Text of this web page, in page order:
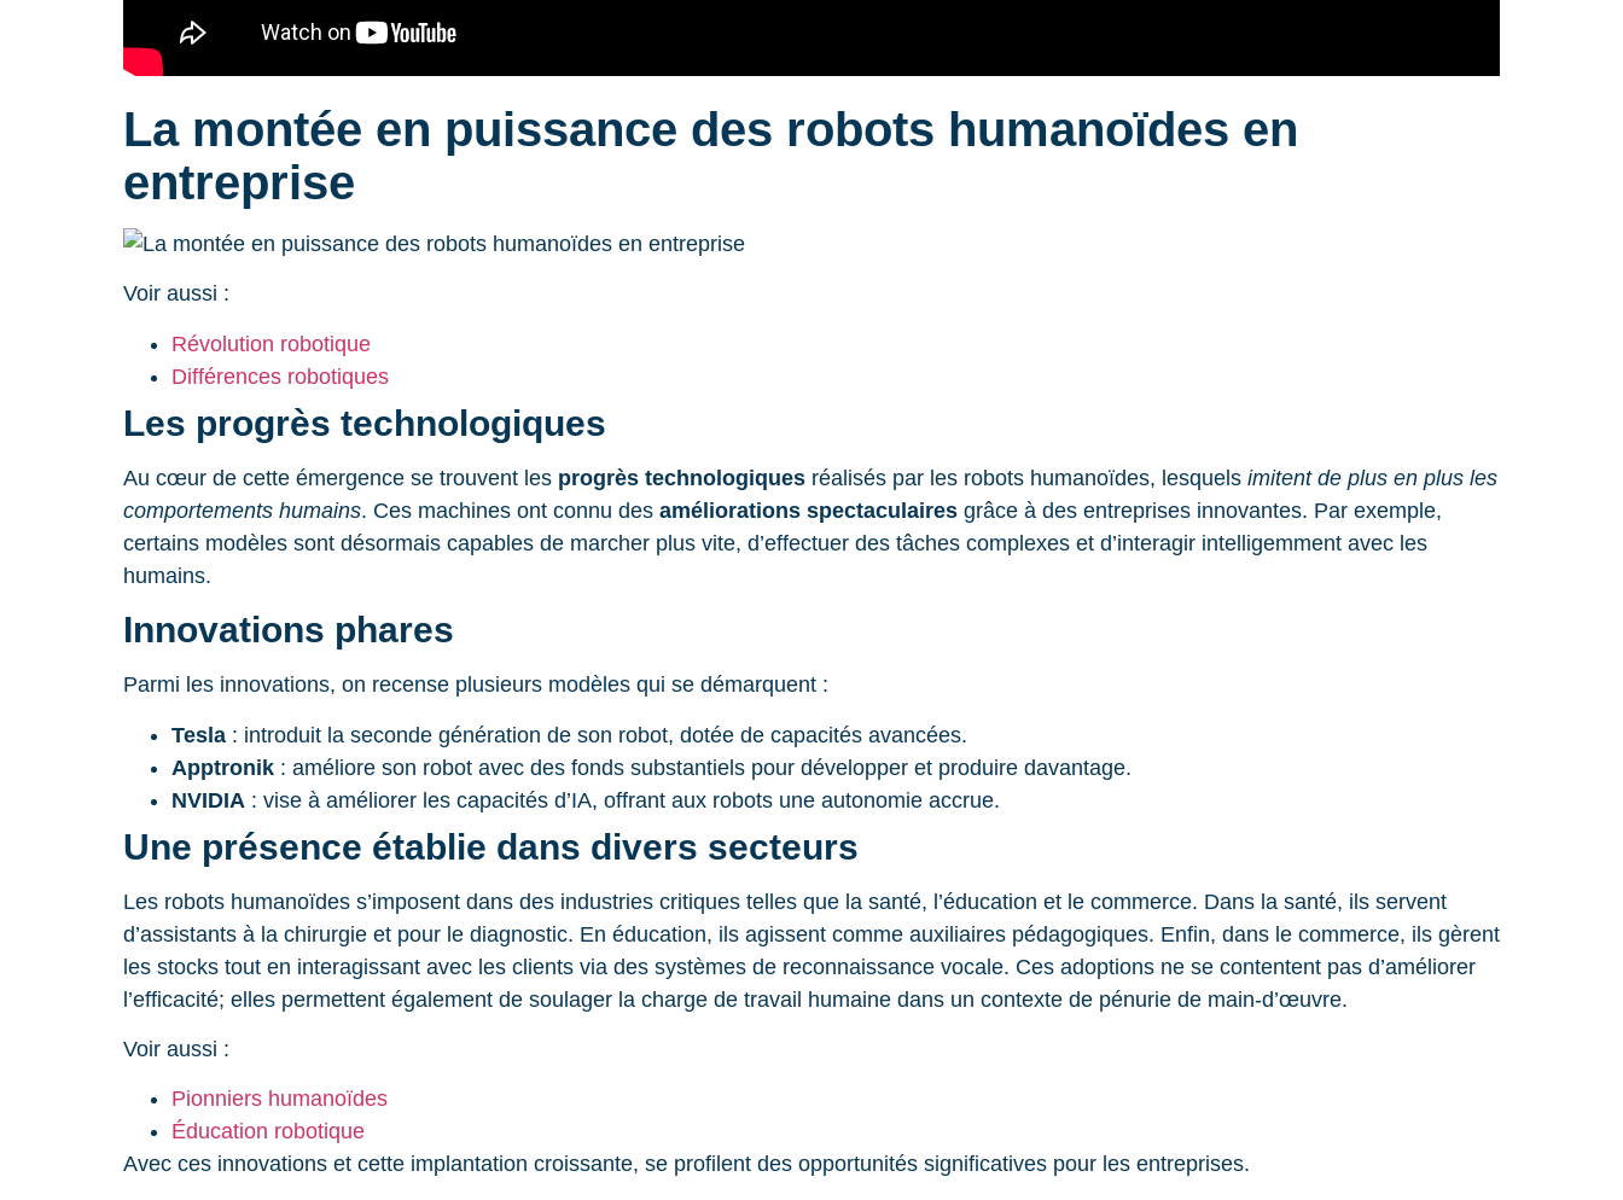
La montée en puissance des robots humanoïdes en
entreprise
Voir aussi :
Révolution robotique
Différences robotiques
Les progrès technologiques
Au cœur de cette émergence se trouvent les progrès technologiques réalisés par les robots humanoïdes, lesquels imitent de plus en plus les
comportements humains. Ces machines ont connu des améliorations spectaculaires grâce à des entreprises innovantes. Par exemple,
certains modèles sont désormais capables de marcher plus vite, d’effectuer des tâches complexes et d’interagir intelligemment avec les
humains.
Innovations phares
Parmi les innovations, on recense plusieurs modèles qui se démarquent :
Tesla : introduit la seconde génération de son robot, dotée de capacités avancées.
Apptronik : améliore son robot avec des fonds substantiels pour développer et produire davantage.
NVIDIA : vise à améliorer les capacités d’IA, offrant aux robots une autonomie accrue.
Une présence établie dans divers secteurs
Les robots humanoïdes s’imposent dans des industries critiques telles que la santé, l’éducation et le commerce. Dans la santé, ils servent
d’assistants à la chirurgie et pour le diagnostic. En éducation, ils agissent comme auxiliaires pédagogiques. Enfin, dans le commerce, ils gèrent
les stocks tout en interagissant avec les clients via des systèmes de reconnaissance vocale. Ces adoptions ne se contentent pas d’améliorer
l’efficacité; elles permettent également de soulager la charge de travail humaine dans un contexte de pénurie de main-d’œuvre.
Voir aussi :
Pionniers humanoïdes
Éducation robotique
Avec ces innovations et cette implantation croissante, se profilent des opportunités significatives pour les entreprises.